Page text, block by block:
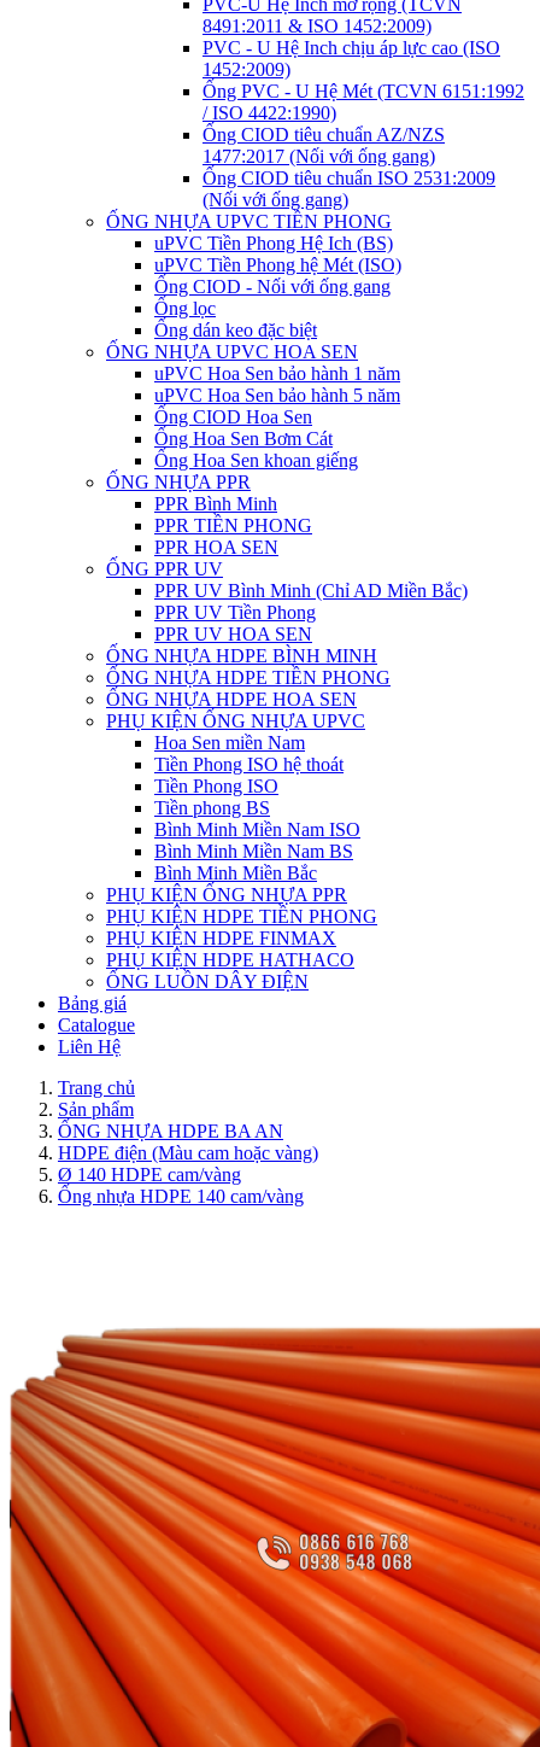
PVC-U Hệ Inch mở rộng (TCVN
8491:2011 & ISO 1452:2009)
PVC - U Hệ Inch chịu áp lực cao (ISO
1452:2009)
Ống PVC - U Hệ Mét (TCVN 6151:1992
/ ISO 4422:1990)
Ống CIOD tiêu chuẩn AZ/NZS
1477:2017 (Nối với ống gang)
Ống CIOD tiêu chuẩn ISO 2531:2009
(Nối với ống gang)
ỐNG NHỰA UPVC TIỀN PHONG
uPVC Tiền Phong Hệ Ich (BS)
uPVC Tiền Phong hệ Mét (ISO)
Ống CIOD - Nối với ống gang
Ống lọc
Ống dán keo đặc biệt
ỐNG NHỰA UPVC HOA SEN
uPVC Hoa Sen bảo hành 1 năm
uPVC Hoa Sen bảo hành 5 năm
Ống CIOD Hoa Sen
Ống Hoa Sen Bơm Cát
Ống Hoa Sen khoan giếng
ỐNG NHỰA PPR
PPR Bình Minh
PPR TIỀN PHONG
PPR HOA SEN
ỐNG PPR UV
PPR UV Bình Minh (Chỉ AD Miền Bắc)
PPR UV Tiền Phong
PPR UV HOA SEN
ỐNG NHỰA HDPE BÌNH MINH
ỐNG NHỰA HDPE TIỀN PHONG
ỐNG NHỰA HDPE HOA SEN
PHỤ KIỆN ỐNG NHỰA UPVC
Hoa Sen miền Nam
Tiền Phong ISO hệ thoát
Tiền Phong ISO
Tiền phong BS
Bình Minh Miền Nam ISO
Bình Minh Miền Nam BS
Bình Minh Miền Bắc
PHỤ KIỆN ỐNG NHỰA PPR
PHỤ KIỆN HDPE TIỀN PHONG
PHỤ KIỆN HDPE FINMAX
PHỤ KIỆN HDPE HATHACO
ỐNG LUỒN DÂY ĐIỆN
Bảng giá
Catalogue
Liên Hệ
Trang chủ
Sản phẩm
ỐNG NHỰA HDPE BA AN
HDPE điện (Màu cam hoặc vàng)
Ø 140 HDPE cam/vàng
Ống nhựa HDPE 140 cam/vàng